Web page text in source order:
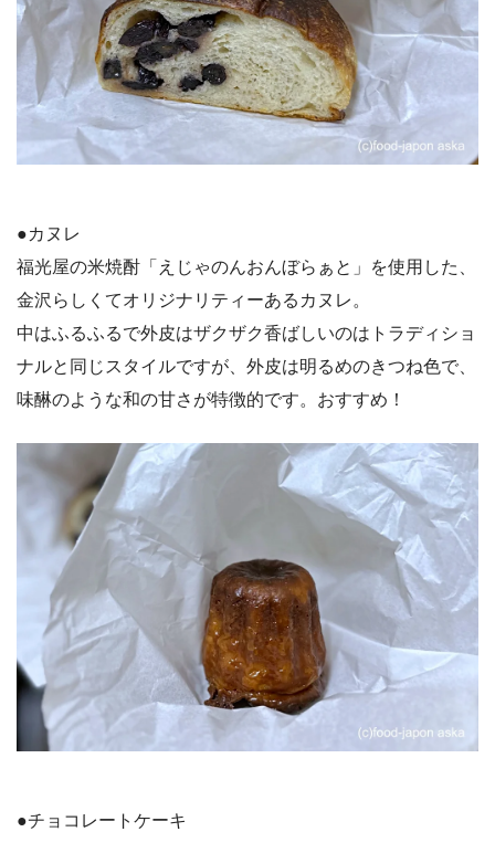
●カヌレ
福光屋の米焼酎「えじゃのんおんぼらぁと」を使用した、
金沢らしくてオリジナリティーあるカヌレ。
中はふるふるで外皮はザクザク香ばしいのはトラディショ
ナルと同じスタイルですが、外皮は明るめのきつね色で、
味醂のような和の甘さが特徴的です。おすすめ！
●チョコレートケーキ